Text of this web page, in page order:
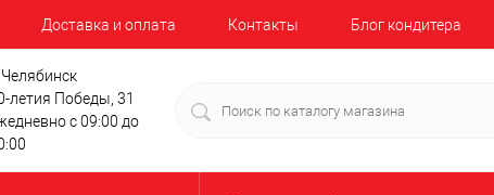
Доставка и оплата Контакты Блог кондитера
Челябинск
летия Победы, 31
с 09:00 до